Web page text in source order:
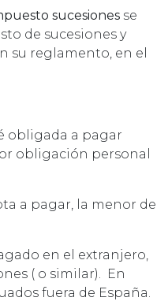
sucesiones se
de sucesiones y
su reglamento, en el
obligada a pagar
obligación personal
a pagar, la menor de
en el extranjero,
( o similar). En
fuera de España.